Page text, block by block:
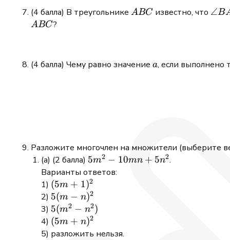
(4 балла) В треугольнике ABC
ABC известно, что ∠B
ABC?
(4 балла) Чему равно значение a
a, если выполнено
Разложите многочлен на множители (выберите
(а) (2 балла) 5m^2
-
10mn
+
5n^2
5m2 − 10mn + 5n2.
Варианты ответов:
1) (5m+1)^2
(5m + 1)2
2) 5(m-
n)^2
5(m − n)2
3) 5(m^2-
n^2)
5(m2 − n2)
4) (5m+n)^2
(5m + n)2
5) разложить нельзя.